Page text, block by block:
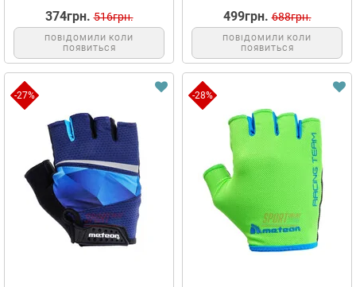
374грн. 516грн.
ПОВІДОМИЛИ КОЛИ
ПОЯВИТЬСЯ
499грн. 688грн.
ПОВІДОМИЛИ КОЛИ
ПОЯВИТЬСЯ
-27% -28%